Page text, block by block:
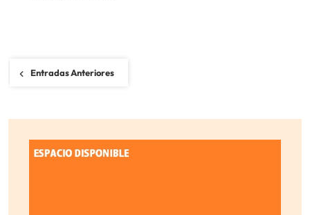
Navegación
entradas
Entradas Anteriores